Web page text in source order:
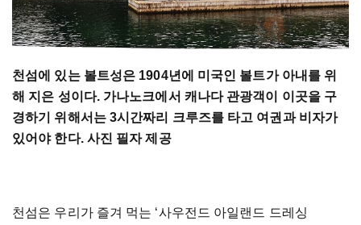
천섬에 있는 볼트성은 1904년에 미국인 볼트가 아내를 위
해 지은 성이다. 가나노크에서 캐나다 관광객이 이곳을 구
경하기 위해서는 3시간짜리 크루즈를 타고 여권과 비자가
있어야 한다. 사진 필자 제공
천섬은 우리가 즐겨 먹는 ‘사우전드 아일랜드 드레싱